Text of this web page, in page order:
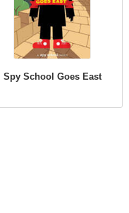
Spy School Goes East